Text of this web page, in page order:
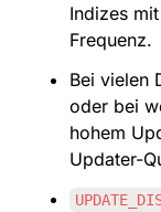
Indizes mit
Frequenz.
Bei vielen
oder bei
hohem
Updater-